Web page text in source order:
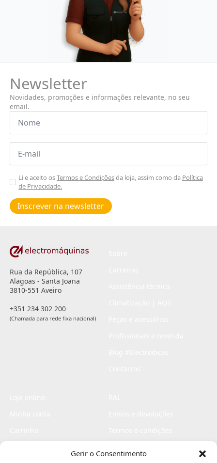
Gerir o Consentimento
Newsletter
Novidades, promoções e informações relevante, no seu
email.
Nome
Email
Aceitar
Poiticas
de
privacidade
Li e aceito osTermos e Condiçõesda loja, assim como da Política
de Privacidade.
Inscrever na newsletter
Rua da República, 107
Alagoas - Santa Joana
3810-551 Aveiro
+351 234 302 200
(Chamada para rede fixa nacional)